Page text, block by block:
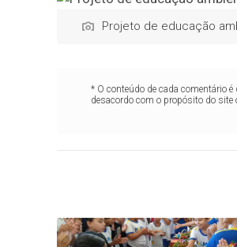
Projeto de educação
* O conteúdo de cada comentário
desacordo com o propósito do